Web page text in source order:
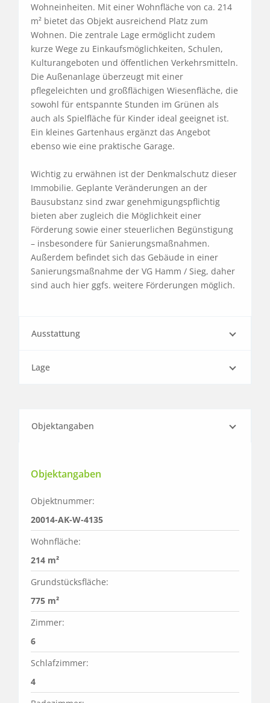
Wohneinheiten. Mit einer Wohnfläche von ca. 214
m² bietet das Objekt ausreichend Platz zum
Wohnen. Die zentrale Lage ermöglicht zudem
kurze Wege zu Einkaufsmöglichkeiten, Schulen,
Kulturangeboten und öffentlichen Verkehrsmitteln.
Die Außenanlage überzeugt mit einer
pflegeleichten und großflächigen Wiesenfläche, die
sowohl für entspannte Stunden im Grünen als
auch als Spielfläche für Kinder ideal geeignet ist.
Ein kleines Gartenhaus ergänzt das Angebot
ebenso wie eine praktische Garage.
Wichtig zu erwähnen ist der Denkmalschutz dieser
Immobilie. Geplante Veränderungen an der
Bausubstanz sind zwar genehmigungspflichtig
bieten aber zugleich die Möglichkeit einer
Förderung sowie einer steuerlichen Begünstigung
– insbesondere für Sanierungsmaßnahmen.
Außerdem befindet sich das Gebäude in einer
Sanierungsmaßnahme der VG Hamm / Sieg, daher
sind auch hier ggfs. weitere Förderungen möglich.
Ausstattung
Lage
Objektangaben
Objektangaben
Objektnummer:
20014-AK-W-4135
Wohnfläche:
214 m²
Grundstücksfläche:
775 m²
Zimmer:
6
Schlafzimmer:
4